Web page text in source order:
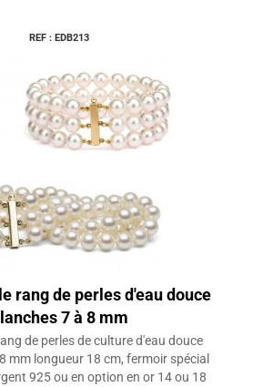
REF : EDB213
rang de perles d'eau douce
7 à 8 mm
de perles de culture d'eau douce
mm longueur 18 cm, fermoir spécial
925 ou en option en or 14 ou 18